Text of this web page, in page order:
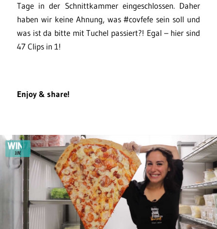
Tage in der Schnittkammer eingeschlossen. Daher
haben wir keine Ahnung, was #covfefe sein soll und
was ist da bitte mit Tuchel passiert?! Egal – hier sind
47 Clips in 1!
Enjoy & share!